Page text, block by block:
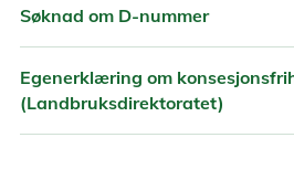
Søknad om D-nummer
Egenerklæring om
(Landbruksdirektoratet)